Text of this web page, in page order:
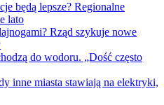
będą lepsze? Regionalne
lato
Rząd szykuje nowe
do wodoru. „Dość często
inne miasta stawiają na elektryki,